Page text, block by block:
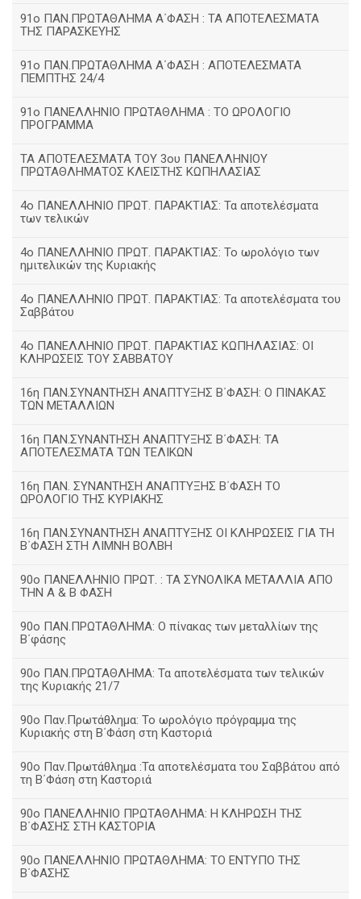
91ο ΠΑΝ.ΠΡΩΤΑΘΛΗΜΑ Α΄ΦΑΣΗ : ΤΑ ΑΠΟΤΕΛΕΣΜΑΤΑ
ΤΗΣ ΠΑΡΑΣΚΕΥΗΣ
91ο ΠΑΝ.ΠΡΩΤΑΘΛΗΜΑ Α΄ΦΑΣΗ : ΑΠΟΤΕΛΕΣΜΑΤΑ
ΠΕΜΠΤΗΣ 24/4
91ο ΠΑΝΕΛΛΗΝΙΟ ΠΡΩΤΑΘΛΗΜΑ : ΤΟ ΩΡΟΛΟΓΙΟ
ΠΡΟΓΡΑΜΜΑ
ΤΑ ΑΠΟΤΕΛΕΣΜΑΤΑ ΤΟΥ 3ου ΠΑΝΕΛΛΗΝΙΟΥ
ΠΡΩΤΑΘΛΗΜΑΤΟΣ ΚΛΕΙΣΤΗΣ ΚΩΠΗΛΑΣΙΑΣ
4ο ΠΑΝΕΛΛΗΝΙΟ ΠΡΩΤ. ΠΑΡΑΚΤΙΑΣ: Τα αποτελέσματα
των τελικών
4ο ΠΑΝΕΛΛΗΝΙΟ ΠΡΩΤ. ΠΑΡΑΚΤΙΑΣ: Το ωρολόγιο των
ημιτελικών της Κυριακής
4ο ΠΑΝΕΛΛΗΝΙΟ ΠΡΩΤ. ΠΑΡΑΚΤΙΑΣ: Τα αποτελέσματα του
Σαββάτου
4ο ΠΑΝΕΛΛΗΝΙΟ ΠΡΩΤ. ΠΑΡΑΚΤΙΑΣ ΚΩΠΗΛΑΣΙΑΣ: ΟΙ
ΚΛΗΡΩΣΕΙΣ ΤΟΥ ΣΑΒΒΑΤΟΥ
16η ΠΑΝ.ΣΥΝΑΝΤΗΣΗ ΑΝΑΠΤΥΞΗΣ Β΄ΦΑΣΗ: Ο ΠΙΝΑΚΑΣ
ΤΩΝ ΜΕΤΑΛΛΙΩΝ
16η ΠΑΝ.ΣΥΝΑΝΤΗΣΗ ΑΝΑΠΤΥΞΗΣ Β΄ΦΑΣΗ: ΤΑ
ΑΠΟΤΕΛΕΣΜΑΤΑ ΤΩΝ ΤΕΛΙΚΩΝ
16η ΠΑΝ. ΣΥΝΑΝΤΗΣΗ ΑΝΑΠΤΥΞΗΣ Β΄ΦΑΣΗ ΤΟ
ΩΡΟΛΟΓΙΟ ΤΗΣ ΚΥΡΙΑΚΗΣ
16η ΠΑΝ.ΣΥΝΑΝΤΗΣΗ ΑΝΑΠΤΥΞΗΣ ΟΙ ΚΛΗΡΩΣΕΙΣ ΓΙΑ ΤΗ
Β΄ΦΑΣΗ ΣΤΗ ΛΙΜΝΗ ΒΟΛΒΗ
90ο ΠΑΝΕΛΛΗΝΙΟ ΠΡΩΤ. : ΤΑ ΣΥΝΟΛΙΚΑ ΜΕΤΑΛΛΙΑ ΑΠΟ
ΤΗΝ Α & Β ΦΑΣΗ
90ο ΠΑΝ.ΠΡΩΤΑΘΛΗΜΑ: Ο πίνακας των μεταλλίων της
Β΄φάσης
90ο ΠΑΝ.ΠΡΩΤΑΘΛΗΜΑ: Τα αποτελέσματα των τελικών
της Κυριακής 21/7
90ο Παν.Πρωτάθλημα: Το ωρολόγιο πρόγραμμα της
Κυριακής στη Β΄Φάση στη Καστοριά
90ο Παν.Πρωτάθλημα :Τα αποτελέσματα του Σαββάτου από
τη Β΄Φάση στη Καστοριά
90ο ΠΑΝΕΛΛΗΝΙΟ ΠΡΩΤΑΘΛΗΜΑ: Η ΚΛΗΡΩΣΗ ΤΗΣ
Β΄ΦΑΣΗΣ ΣΤΗ ΚΑΣΤΟΡΙΑ
90ο ΠΑΝΕΛΛΗΝΙΟ ΠΡΩΤΑΘΛΗΜΑ: ΤΟ ΕΝΤΥΠΟ ΤΗΣ
Β΄ΦΑΣΗΣ